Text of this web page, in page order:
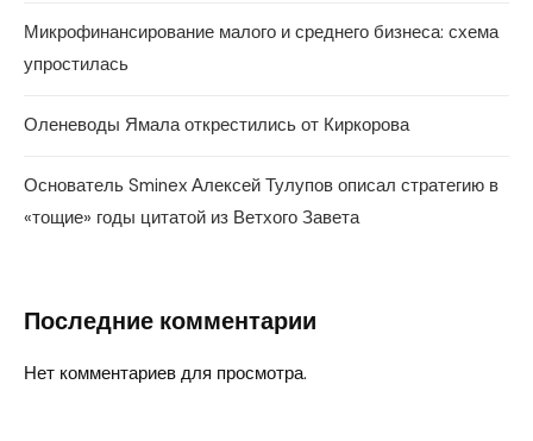
Микрофинансирование малого и среднего бизнеса: схема
упростилась
Оленеводы Ямала открестились от Киркорова
Основатель Sminex Алексей Тулупов описал стратегию в
«тощие» годы цитатой из Ветхого Завета
Последние комментарии
Нет комментариев для просмотра.